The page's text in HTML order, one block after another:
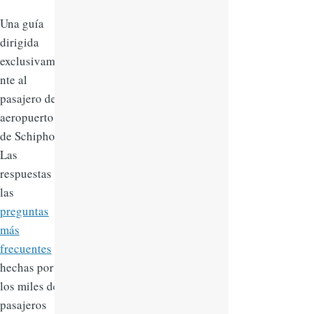
Una guía
dirigida
exclusivame
nte al
pasajero del
aeropuerto
de Schiphol.
Las
respuestas a
las
preguntas
más
frecuentes
hechas por
los miles de
pasajeros